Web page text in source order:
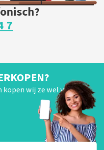
7
wij ze wel van je!